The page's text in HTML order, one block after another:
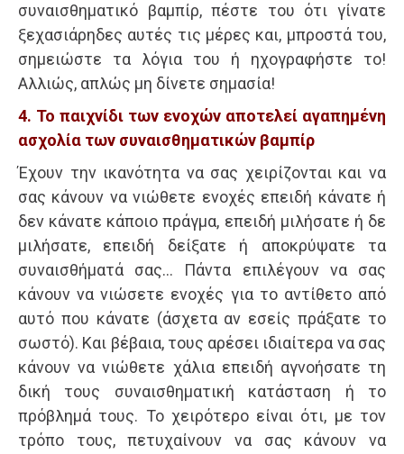
συναισθηματικό βαμπίρ, πέστε του ότι γίνατε
ξεχασιάρηδες αυτές τις μέρες και, μπροστά του,
σημειώστε τα λόγια του ή ηχογραφήστε το!
Αλλιώς, απλώς μη δίνετε σημασία!
4. Το παιχνίδι των ενοχών αποτελεί αγαπημένη
ασχολία των συναισθηματικών βαμπίρ
Έχουν την ικανότητα να σας χειρίζονται και να
σας κάνουν να νιώθετε ενοχές επειδή κάνατε ή
δεν κάνατε κάποιο πράγμα, επειδή μιλήσατε ή δε
μιλήσατε, επειδή δείξατε ή αποκρύψατε τα
συναισθήματά σας… Πάντα επιλέγουν να σας
κάνουν να νιώσετε ενοχές για το αντίθετο από
αυτό που κάνατε (άσχετα αν εσείς πράξατε το
σωστό). Και βέβαια, τους αρέσει ιδιαίτερα να σας
κάνουν να νιώθετε χάλια επειδή αγνοήσατε τη
δική τους συναισθηματική κατάσταση ή το
πρόβλημά τους. Το χειρότερο είναι ότι, με τον
τρόπο τους, πετυχαίνουν να σας κάνουν να